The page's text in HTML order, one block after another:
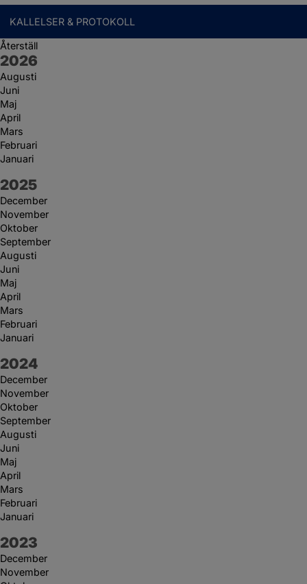
KALLELSER & PROTOKOLL
Återställ
År:
2026
Augusti
Juni
Maj
April
Mars
Februari
Januari
År:
2025
December
November
Oktober
September
Augusti
Juni
Maj
April
Mars
Februari
Januari
År:
2024
December
November
Oktober
September
Augusti
Juni
Maj
April
Mars
Februari
Januari
År:
2023
December
November